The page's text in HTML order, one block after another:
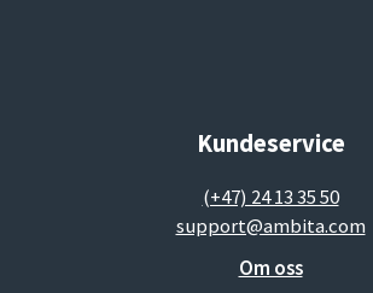
Kundeservice
(+47) 24 13 35 50
support@ambita.com
Om oss